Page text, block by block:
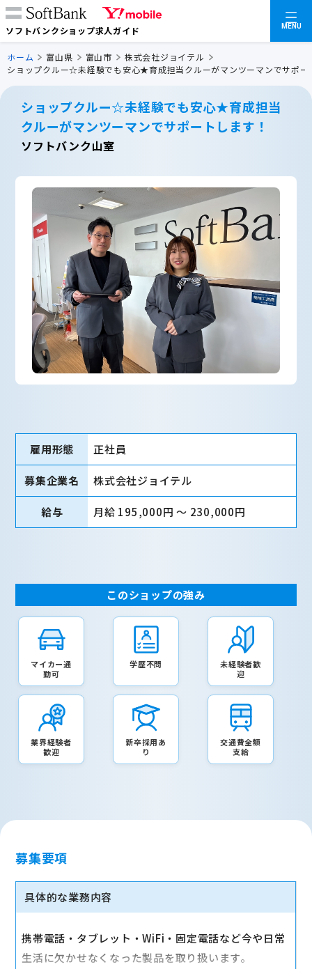
ソフトバンクショップ求人ガイド MENU
ホーム 富山県 富山市
株式会社ジョイテル
ショップクルー☆未経験でも安心★育成担当クルーがマンツーマンでサポー
ショップクルー☆未経験でも安心★育成担当
クルーがマンツーマンでサポートします！
ソフトバンク山室
雇用形態 正社員
募集企業名 株式会社ジョイテル
給与 月給 195,000円 〜 230,000円
このショップの強み
マイカー通
勤可
学歴不問
未経験者歓
迎
業界経験者
歓迎
新卒採用あ
り
交通費全額
支給
募集要項
具体的な業務内容
携帯電話・タブレット・WiFi・固定電話など今や日常
生活に欠かせなくなった製品を取り扱います。